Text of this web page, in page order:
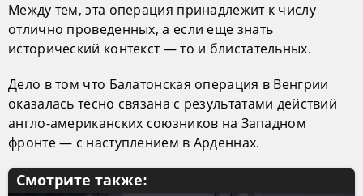
Между тем, эта операция принадлежит к числу
отлично проведенных, а если еще знать
исторический контекст — то и блистательных.
Дело в том что Балатонская операция в Венгрии
оказалась тесно связана с результатами действий
англо-американских союзников на Западном
фронте — с наступлением в Арденнах.
Смотрите также: